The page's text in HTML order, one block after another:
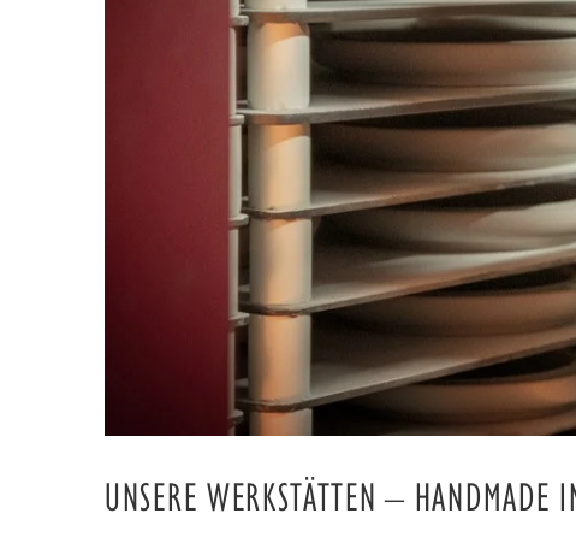
UNSERE WERKSTÄTTEN – HANDMADE